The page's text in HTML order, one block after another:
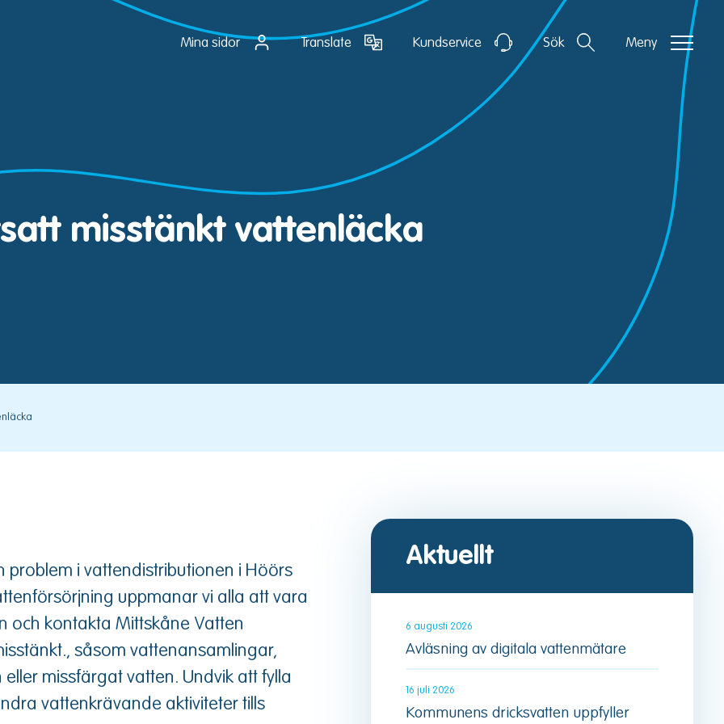
Mina sidor
Translate Kundservice Sök Meny
misstänkt vattenläcka
i vattendistributionen i Höörs
uppmanar vi alla att vara
och kontakta Mittskåne Vatten
såsom vattenansamlingar,
missfärgat vatten. Undvik att fylla
vattenkrävande aktiviteter tills
Aktuellt
6 augusti 2026
Avläsning av digitala vattenmätare
16 juli 2026
Kommunens dricksvatten uppfyller